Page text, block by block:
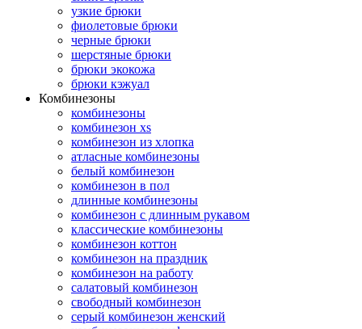
узкие брюки
фиолетовые брюки
черные брюки
шерстяные брюки
брюки экокожа
брюки кэжуал
Комбинезоны
комбинезоны
комбинезон xs
комбинезон из хлопка
атласные комбинезоны
белый комбинезон
комбинезон в пол
длинные комбинезоны
комбинезон с длинным рукавом
классические комбинезоны
комбинезон коттон
комбинезон на праздник
комбинезон на работу
салатовый комбинезон
свободный комбинезон
серый комбинезон женский